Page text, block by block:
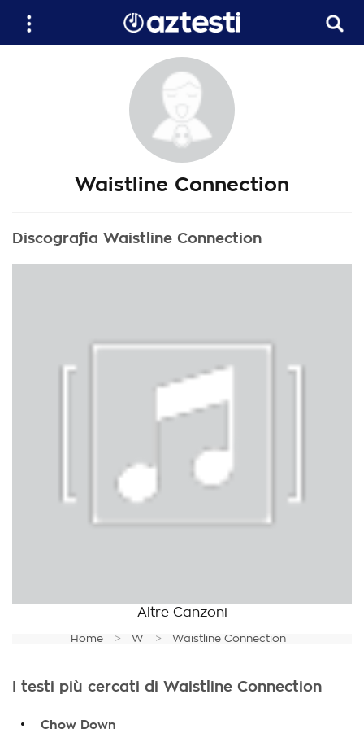
Waistline Connection
Discografia Waistline Connection
Altre Canzoni
Home W Waistline Connection
I testi più cercati di Waistline Connection
. Chow Down